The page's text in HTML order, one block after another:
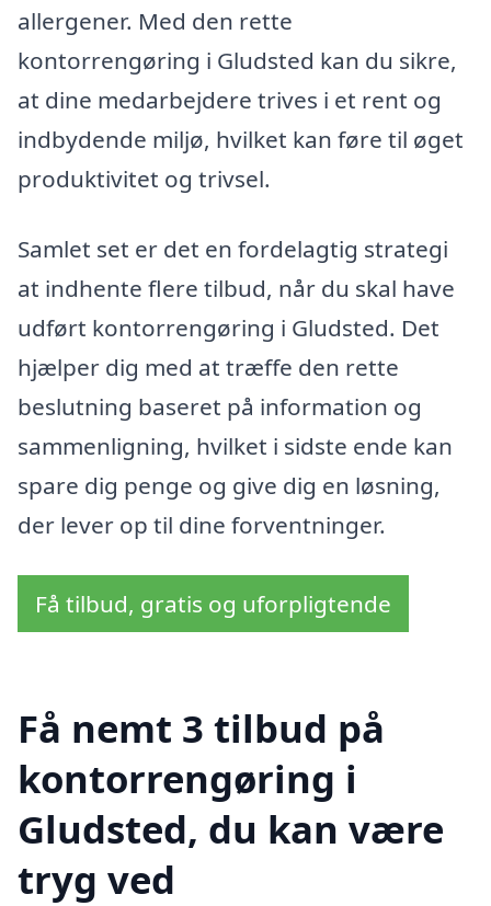
allergener. Med den rette
kontorrengøring i Gludsted kan du sikre,
at dine medarbejdere trives i et rent og
indbydende miljø, hvilket kan føre til øget
produktivitet og trivsel.
Samlet set er det en fordelagtig strategi
at indhente flere tilbud, når du skal have
udført kontorrengøring i Gludsted. Det
hjælper dig med at træffe den rette
beslutning baseret på information og
sammenligning, hvilket i sidste ende kan
spare dig penge og give dig en løsning,
der lever op til dine forventninger.
Få tilbud, gratis og uforpligtende
Få nemt 3 tilbud på
kontorrengøring i
Gludsted, du kan være
tryg ved